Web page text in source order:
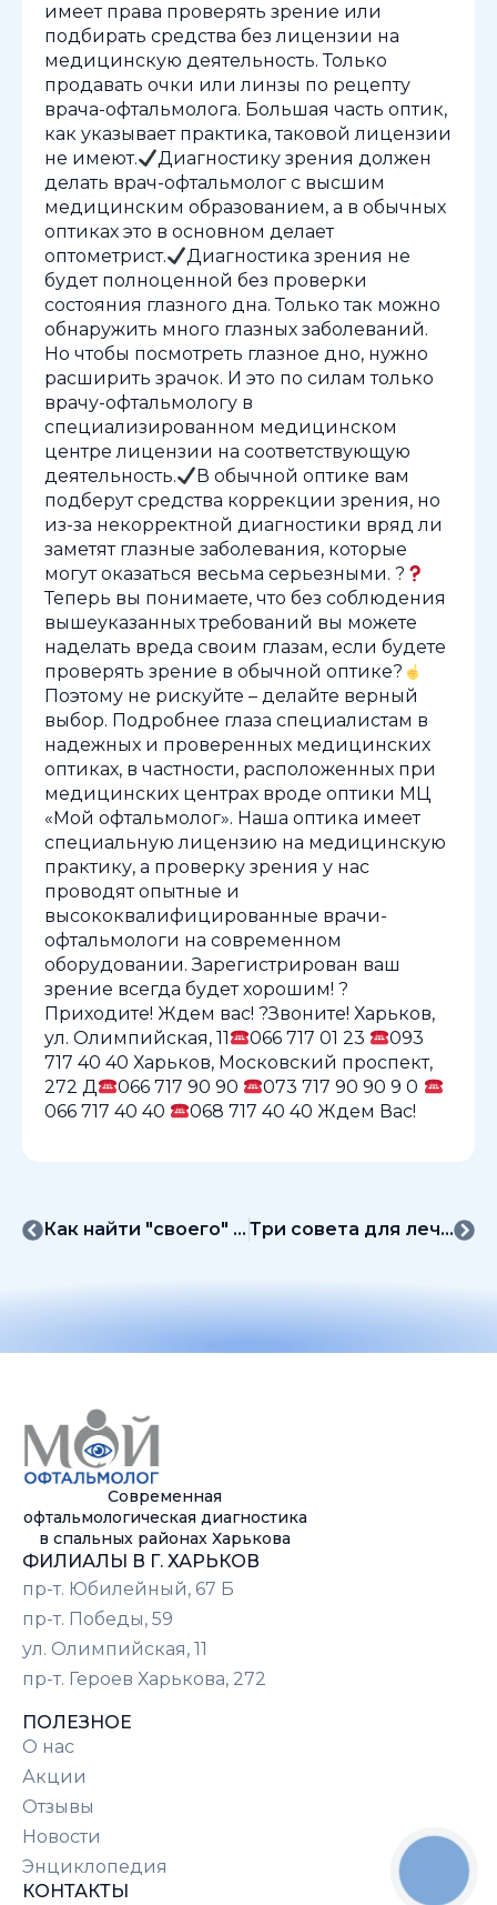
имеет права проверять зрение или
подбирать средства без лицензии на
медицинскую деятельность. Только
продавать очки или линзы по рецепту
врача-офтальмолога. Большая часть оптик,
как указывает практика, таковой лицензии
не имеют.
Диагностику зрения должен
делать врач-офтальмолог с высшим
медицинским образованием, а в обычных
оптиках это в основном делает
оптометрист.
Диагностика зрения не
будет полноценной без проверки
состояния глазного дна. Только так можно
обнаружить много глазных заболеваний.
Но чтобы посмотреть глазное дно, нужно
расширить зрачок. И это по силам только
врачу-офтальмологу в
специализированном медицинском
центре лицензии на соответствующую
деятельность.
В обычной оптике вам
подберут средства коррекции зрения, но
из-за некорректной диагностики вряд ли
заметят глазные заболевания, которые
могут оказаться весьма серьезными. ?
Теперь вы понимаете, что без соблюдения
вышеуказанных требований вы можете
наделать вреда своим глазам, если будете
проверять зрение в обычной оптике?
Поэтому не рискуйте – делайте верный
выбор. Подробнее глаза специалистам в
надежных и проверенных медицинских
оптиках, в частности, расположенных при
медицинских центрах вроде оптики МЦ
«Мой офтальмолог». Наша оптика имеет
специальную лицензию на медицинскую
практику, а проверку зрения у нас
проводят опытные и
высококвалифицированные врачи-
офтальмологи на современном
оборудовании. Зарегистрирован ваш
зрение всегда будет хорошим! ?
Приходите! Ждем вас! ?Звоните! Харьков,
ул. Олимпийская, 11
066 717 01 23
093
717 40 40 Харьков, Московский проспект,
272 Д
066 717 90 90
073 717 90 90 9 0
066 717 40 40
068 717 40 40 Ждем Вас!
Как найти "своего" офтальмолога Три совета для лечения катаракты
Современная
офтальмологическая диагностика
в спальных районах Харькова
ФИЛИАЛЫ В Г. ХАРЬКОВ
пр-т. Юбилейный, 67 Б
пр-т. Победы, 59
ул. Олимпийская, 11
пр-т. Героев Харькова, 272
ПОЛЕЗНОЕ
О нас
Акции
Отзывы
Новости
Энциклопедия
КОНТАКТЫ